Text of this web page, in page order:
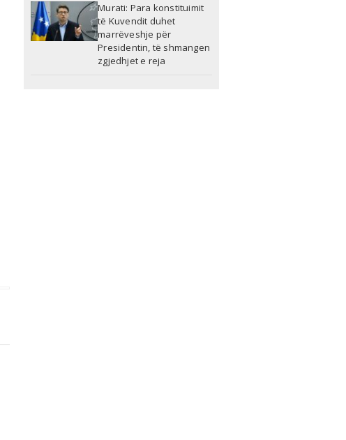
Murati: Para konstituimit
të Kuvendit duhet
marrëveshje për
Presidentin, të shmangen
zgjedhjet e reja